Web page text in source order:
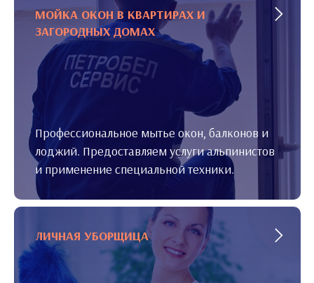
МОЙКА ОКОН В КВАРТИРАХ И
ЗАГОРОДНЫХ ДОМАХ
Профессиональное мытье окон, балконов и
лоджий. Предоставляем услуги альпинистов
и применение специальной техники.
ЛИЧНАЯ УБОРЩИЦА